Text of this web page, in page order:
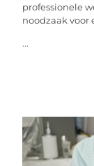
professionele
noodzaak voor
...